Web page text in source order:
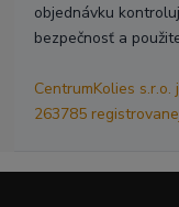
objednávku
bezpečnosť a
CentrumKolies
263785